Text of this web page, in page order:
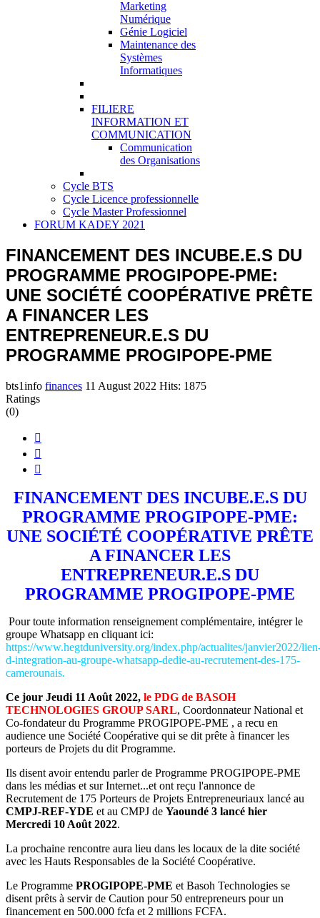
Marketing
Numérique
Génie Logiciel
Maintenance des
Systèmes
Informatiques
FILIERE
INFORMATION ET
COMMUNICATION
Communication
des Organisations
Cycle BTS
Cycle Licence professionnelle
Cycle Master Professionnel
FORUM KADEY 2021
FINANCEMENT DES INCUBE.E.S DU
PROGRAMME PROGIPOPE-PME:
UNE SOCIÉTÉ COOPÉRATIVE PRÊTE
A FINANCER LES
ENTREPRENEUR.E.S DU
PROGRAMME PROGIPOPE-PME
bts1info finances 11 August 2022 Hits: 1875
Ratings
(0)
FINANCEMENT DES INCUBE.E.S DU
PROGRAMME PROGIPOPE-PME:
UNE SOCIÉTÉ COOPÉRATIVE PRÊTE
A FINANCER LES
ENTREPRENEUR.E.S DU
PROGRAMME PROGIPOPE-PME
Pour toute information renseignement complémentaire, intégrer le
groupe Whatsapp en cliquant ici:
https://www.hegtduniversity.org/index.php/actualites/janvier2022/
d-integration-au-groupe-whatsapp-dedie-au-recrutement-des-175-
camerounais.
Ce jour Jeudi 11 Août 2022, le PDG de BASOH
TECHNOLOGIES GROUP SARL, Coordonnateur National et
Co-fondateur du Programme PROGIPOPE-PME , a recu en
audience une Société Coopérative qui se dit prête à financer les
porteurs de Projets du dit Programme.
Ils disent avoir entendu parler de Programme PROGIPOPE-PME
dans les médias et sur Internet...et ont reçu l'annonce de
Recrutement de 175 Porteurs de Projets Entrepreneuriaux lancé au
CMPJ-REF-YDE et au CMPJ de Yaoundé 3 lancé hier
Mercredi 10 Août 2022.
La prochaine rencontre aura lieu dans les locaux de la dite société
avec les Hauts Responsables de la Société Coopérative.
Le Programme PROGIPOPE-PME et Basoh Technologies se
disent prêts à servir de Caution pour 50 entrepreneurs pour un
financement en 500.000 fcfa et 2 millions FCFA.